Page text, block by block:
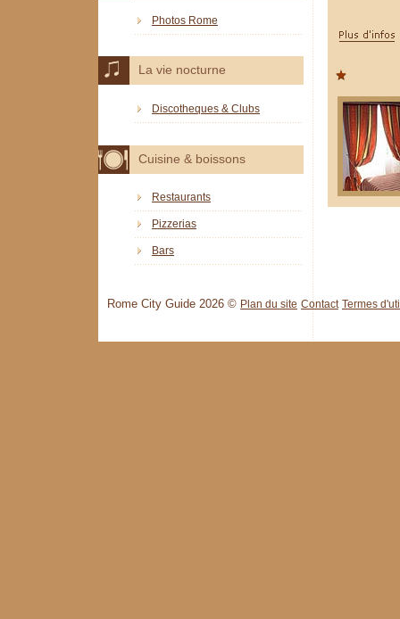
Photos Rome
La vie nocturne
Discotheques & Clubs
Cuisine & boissons
Restaurants
Pizzerias
Bars
Rome City Guide 2026 © Plan du site Contact Termes